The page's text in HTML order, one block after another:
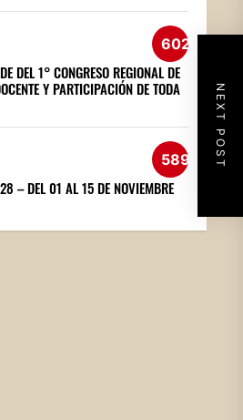
NEXT POST
602
DEL 1° CONGRESO REGIONAL DE
Y PARTICIPACIÓN DE TODA
589
– DEL 01 AL 15 DE NOVIEMBRE